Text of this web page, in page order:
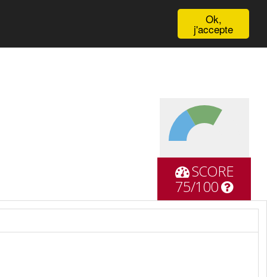
Ok,
j'accepte
SCORE
75/100